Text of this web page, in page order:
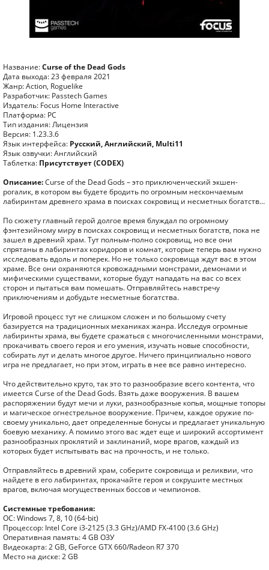
Название:Curse of the Dead Gods
Дата выхода: 23 февраля 2021
Жанр: Action, Roguelike
Разработчик: Passtech Games
Издатель: Focus Home Interactive
Платформа: PC
Тип издания: Лицензия
Версия: 1.23.3.6
Язык интерфейса: Русский, Английский, Multi11
Язык озвучки: Английский
Таблетка: Присутствует (CODEX)
Описание:Curse of the Dead Gods – это приключенческий экшен-
рогалик, в котором вы будете бродить по огромным нескончаемым
лабиринтам древнего храма в поисках сокровищ и несметных богатств…
По сюжету главный герой долгое время блуждал по огромному
фэнтезийному миру в поисках сокровищ и несметных богатств, пока не
зашел в древний храм. Тут полным-полно сокровищ, но все они
спрятаны в лабиринтах коридоров и комнат, которые теперь вам нужно
исследовать вдоль и поперек. Но не только сокровища ждут вас в этом
храме. Все они охраняются кровожадными монстрами, демонами и
мифическими существами, которые будут нападать на вас со всех
сторон и пытаться вам помешать. Отправляйтесь навстречу
приключениям и добудьте несметные богатства.
Игровой процесс тут не слишком сложен и по большому счету
базируется на традиционных механиках жанра. Исследуя огромные
лабиринты храма, вы будете сражаться с многочисленными монстрами,
прокачивать своего героя и его умения, изучать новые способности,
собирать лут и делать многое другое. Ничего принципиально нового
игра не предлагает, но при этом, играть в нее все равно интересно.
Что действительно круто, так это то разнообразие всего контента, что
имеется Curse of the Dead Gods. Взять даже вооружения. В вашем
распоряжении будут мечи и луки, разнообразные копья, мощные топоры
и магическое огнестрельное вооружение. Причем, каждое оружие по-
своему уникально, дает определенные бонусы и предлагает уникальную
боевую механику. А помимо этого вас ждет еще и широкий ассортимент
разнообразных проклятий и заклинаний, море врагов, каждый из
которых будет испытывать вас на прочность, и не только.
Отправляйтесь в древний храм, соберите сокровища и реликвии, что
найдете в его лабиринтах, прокачайте героя и сокрушите местных
врагов, включая могущественных боссов и чемпионов.
Системные требования:
ОС: Windows 7, 8, 10 (64-bit)
Процессор: Intel Core i3-2125 (3.3 GHz)/AMD FX-4100 (3.6 GHz)
Оперативная память: 4 GB ОЗУ
Видеокарта: 2 GB, GeForce GTX 660/Radeon R7 370
Место на диске: 2 GB